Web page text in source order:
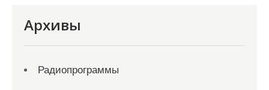
Архивы
Радиопрограммы